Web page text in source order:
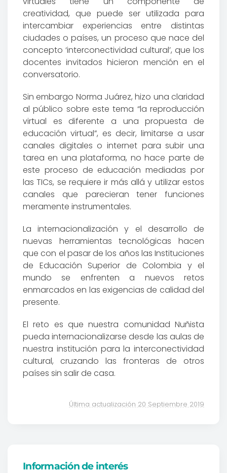
creatividad, que puede ser utilizada para
intercambiar experiencias entre distintas
ciudades o países, un proceso que nace del
concepto ‘interconectividad cultural’, que los
docentes invitados hicieron mención en el
conversatorio.
Sin embargo Norma Juárez, hizo una claridad
al público sobre este tema “la reproducción
virtual es diferente a una propuesta de
educación virtual”, es decir, limitarse a usar
canales digitales o internet para subir una
tarea en una plataforma, no hace parte de
este proceso de educación mediadas por
las TICs, se requiere ir más allá y utilizar estos
canales que parecieran tener funciones
meramente instrumentales.
La internacionalización y el desarrollo de
nuevas herramientas tecnológicas hacen
que con el pasar de los años las Instituciones
de Educación Superior de Colombia y el
mundo se enfrenten a nuevos retos
enmarcados en las exigencias de calidad del
presente.
El reto es que nuestra comunidad Nuñista
pueda internacionalizarse desde las aulas de
nuestra institución para la interconectividad
cultural, cruzando las fronteras de otros
países sin salir de casa.
Última actualización 20 Septiembre 2019
Información de interés